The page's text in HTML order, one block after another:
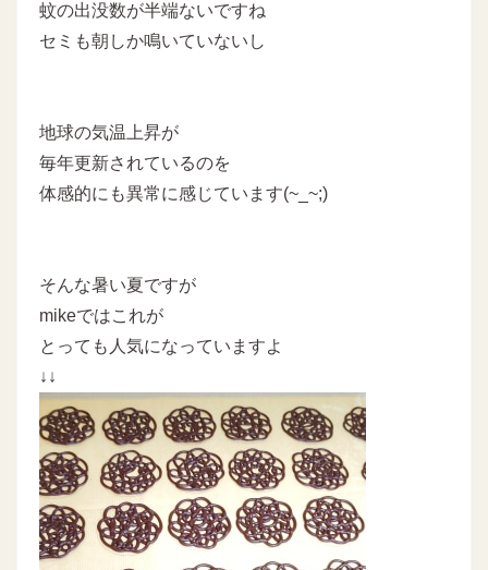
蚊の出没数が半端ないですね
セミも朝しか鳴いていないし
地球の気温上昇が
毎年更新されているのを
体感的にも異常に感じています(~_~;)
そんな暑い夏ですが
mikeではこれが
とっても人気になっていますよ
↓↓